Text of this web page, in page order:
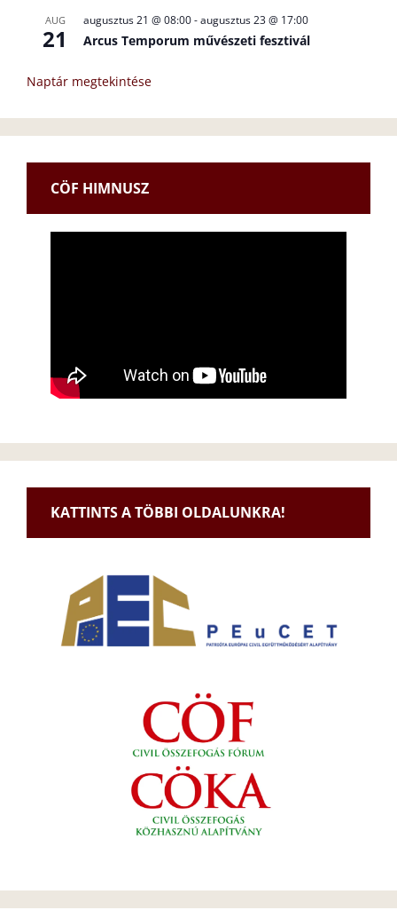
AUG
21
augusztus 21 @ 08:00-augusztus 23 @ 17:00
Arcus Temporum művészeti fesztivál
Naptár megtekintése
CÖF HIMNUSZ
KATTINTS A TÖBBI OLDALUNKRA!